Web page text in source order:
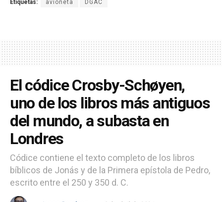
Etiquetas: avioneta DGAC
El códice Crosby-Schøyen,
uno de los libros más antiguos
del mundo, a subasta en
Londres
Códice contiene el texto completo de los libros
bíblicos de Jonás y de la Primera epístola de Pedro,
escrito entre el 250 y 350 d. C.